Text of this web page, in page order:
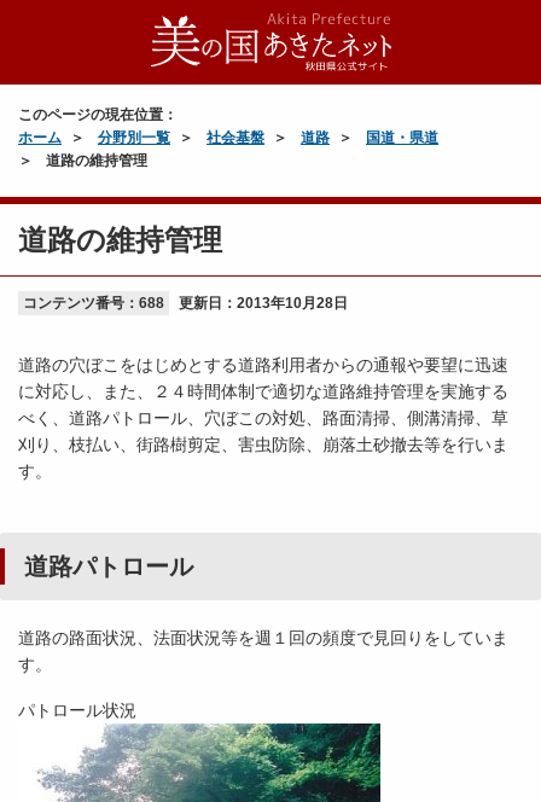
このページの現在位置：
ホーム
分野別一覧 社会基盤 道路
国道・県道
道路の維持管理
道路の維持管理
コンテンツ番号：688 更新日： 2013年10月28日
道路の穴ぼこをはじめとする道路利用者からの通報や要望に迅速
に対応し、また、２４時間体制で適切な道路維持管理を実施する
べく、道路パトロール、穴ぼこの対処、路面清掃、側溝清掃、草
刈り、枝払い、街路樹剪定、害虫防除、崩落土砂撤去等を行いま
す。
道路パトロール
道路の路面状況、法面状況等を週１回の頻度で見回りをしていま
す。
パトロール状況